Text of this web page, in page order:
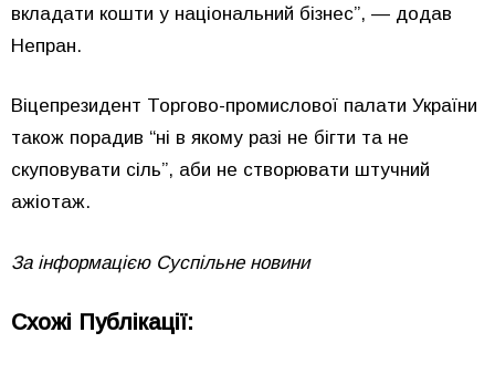
вкладати кошти у національний бізнес”, — додав
Непран.
Віцепрезидент Торгово-промислової палати України
також порадив “ні в якому разі не бігти та не
скуповувати сіль”, аби не створювати штучний
ажіотаж.
За інформацією Суспільне новини
Схожі Публікації: